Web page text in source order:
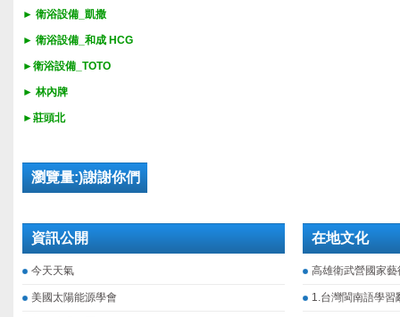
► 衛浴設備_ 凱撒
► 衛浴設備_ 和成 HCG
►衛浴設備_ TOTO
► 林內牌
►莊頭北
瀏覽量:)謝謝你們
資訊公開
今天天氣
美國太陽能源學會
在地文化
高雄衛武營國家藝
1.台灣閩南語學習